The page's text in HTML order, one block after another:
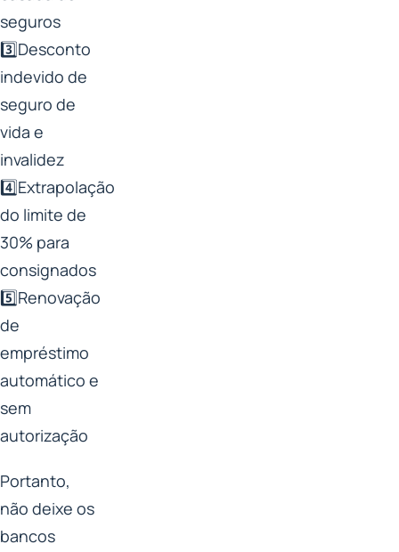
seguros
3️⃣Desconto
indevido de
seguro de
vida e
invalidez
4️⃣Extrapolação
do limite de
30% para
consignados
5️⃣Renovação
de
empréstimo
automático e
sem
autorização
Portanto,
não deixe os
bancos